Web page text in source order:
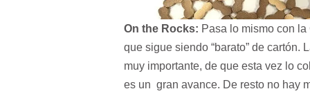
On the Rocks: Pasa lo mismo con
que sigue siendo “barato” de cartón.
muy importante, de que esta vez lo
es un gran avance. De resto no hay